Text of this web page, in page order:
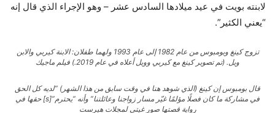
لابنته بويت في عيد ميلادها السادس عشر – وهو الإجراء الذي قال إنه
“يعني الكثير”.
تزوج كينغ وبومبوس من عام 1982 إلى عام 1993 ولهما طفلان: الابنة كيربي والابن
ويل. (تم تصوير كينغ مع كيربي وويل أعلاه في عام 2019.)
فيلم ماجيك
قال بومبوس إن كينغ (الذي شوهد هنا في وقت سابق من هذا الشهر) “لديه كل الحق
في مشاركة ما كان فصلًا مؤلمًا غيّر مسار زواجنا وعائلتنا” وأنه “يحترم”[s] حقها في
رواية قصتهاصور غيتي لمجلات هيرست